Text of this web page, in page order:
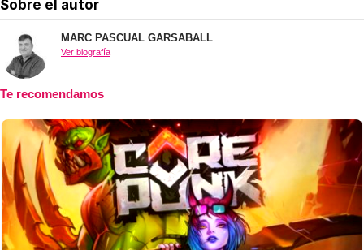
Sobre el autor
MARC PASCUAL GARSABALL
Ver biografía